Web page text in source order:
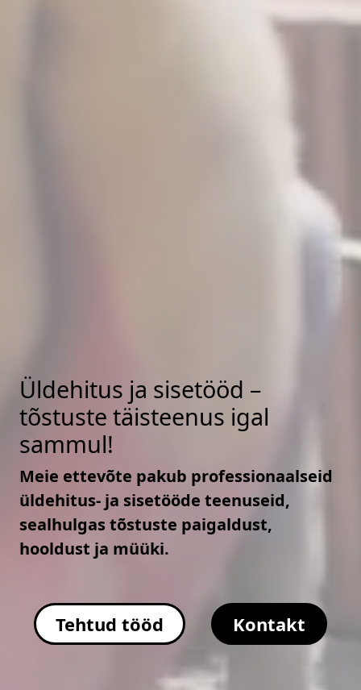
Üldehitus ja sisetööd –
tõstuste täisteenus igal
sammul!
Meie ettevõte pakub professionaalseid
üldehitus- ja sisetööde teenuseid,
sealhulgas tõstuste paigaldust,
hooldust ja müüki.
Tehtud tööd Kontakt